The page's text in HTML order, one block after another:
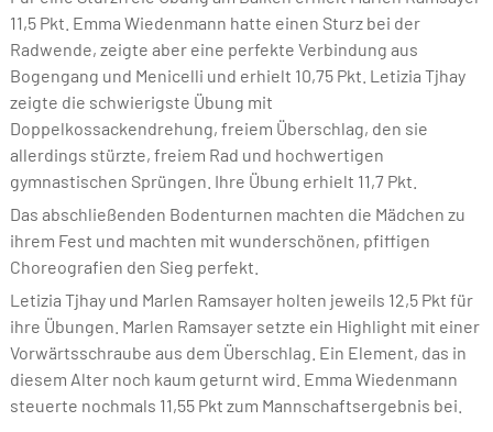
11,5 Pkt. Emma Wiedenmann hatte einen Sturz bei der
Radwende, zeigte aber eine perfekte Verbindung aus
Bogengang und Menicelli und erhielt 10,75 Pkt. Letizia Tjhay
zeigte die schwierigste Übung mit
Doppelkossackendrehung, freiem Überschlag, den sie
allerdings stürzte, freiem Rad und hochwertigen
gymnastischen Sprüngen. Ihre Übung erhielt 11,7 Pkt.
Das abschließenden Bodenturnen machten die Mädchen zu
ihrem Fest und machten mit wunderschönen, pfiffigen
Choreografien den Sieg perfekt.
Letizia Tjhay und Marlen Ramsayer holten jeweils 12,5 Pkt für
ihre Übungen. Marlen Ramsayer setzte ein Highlight mit einer
Vorwärtsschraube aus dem Überschlag. Ein Element, das in
diesem Alter noch kaum geturnt wird. Emma Wiedenmann
steuerte nochmals 11,55 Pkt zum Mannschaftsergebnis bei.